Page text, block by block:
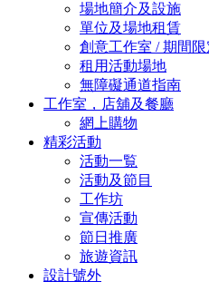
場地簡介及設施
單位及場地租賃
創意工作室 / 期間
租用活動場地
無障礙通道指南
工作室，店舖及餐廳
網上購物
精彩活動
活動一覧
活動及節目
工作坊
宣傳活動
節日推廣
旅遊資訊
設計號外